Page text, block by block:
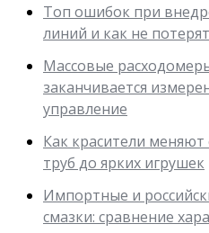
Топ ошибок при
линий и как не
Массовые
заканчивается
управление
Как красители меняют
труб до ярких игрушек
Импортные и
смазки: сравнение